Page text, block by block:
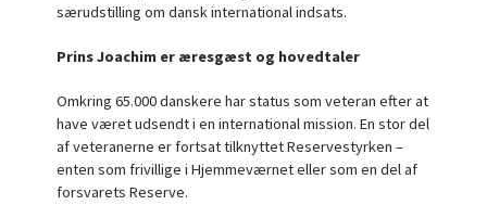
særudstilling om dansk international indsats.
Prins Joachim er æresgæst og hovedtaler
Omkring 65.000 danskere har status som veteran efter at
have været udsendt i en international mission. En stor del
af veteranerne er fortsat tilknyttet Reservestyrken –
enten som frivillige i Hjemmeværnet eller som en del af
forsvarets Reserve.